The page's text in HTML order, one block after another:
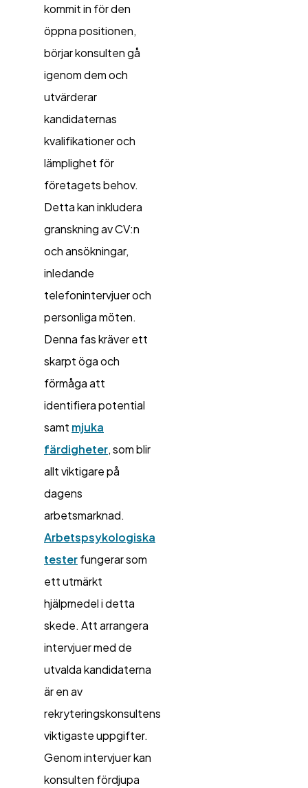
kommit in för den
öppna positionen,
börjar konsulten gå
igenom dem och
utvärderar
kandidaternas
kvalifikationer och
lämplighet för
företagets behov.
Detta kan inkludera
granskning av CV:n
och ansökningar,
inledande
telefonintervjuer och
personliga möten.
Denna fas kräver ett
skarpt öga och
förmåga att
identifiera potential
samt mjuka
färdigheter, som blir
allt viktigare på
dagens
arbetsmarknad.
Arbetspsykologiska
testerfungerar som
ett utmärkt
hjälpmedel i detta
skede. Att arrangera
intervjuer med de
utvalda kandidaterna
är en av
rekryteringskonsultens
viktigaste uppgifter.
Genom intervjuer kan
konsulten fördjupa